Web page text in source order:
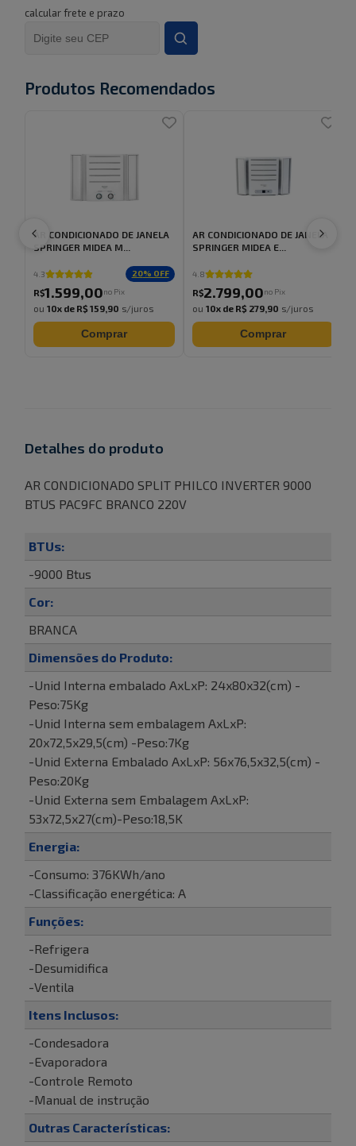
calcular frete e prazo
Produtos Recomendados
AR CONDICIONADO DE JANELA
SPRINGER MIDEA M...
4.3 20% OFF
R$1.599,00no Pix
ou 10x de R$ 159,90 s/juros
Comprar
AR CONDICIONADO DE JANELA
SPRINGER MIDEA E...
4.8
R$2.799,00no Pix
ou 10x de R$ 279,90 s/juros
Comprar
Detalhes do produto
AR CONDICIONADO SPLIT PHILCO INVERTER 9000
BTUS PAC9FC BRANCO 220V
BTUs:
-9000 Btus
Cor:
BRANCA
Dimensões do Produto:
-Unid Interna embalado AxLxP: 24x80x32(cm) -
Peso:75Kg
-Unid Interna sem embalagem AxLxP:
20x72,5x29,5(cm) -Peso:7Kg
-Unid Externa Embalado AxLxP: 56x76,5x32,5(cm) -
Peso:20Kg
-Unid Externa sem Embalagem AxLxP:
53x72,5x27(cm)-Peso:18,5K
Energia:
-Consumo: 376KWh/ano
-Classificação energética: A
Funções:
-Refrigera
-Desumidifica
-Ventila
Itens Inclusos:
-Condesadora
-Evaporadora
-Controle Remoto
-Manual de instrução
Outras Características: